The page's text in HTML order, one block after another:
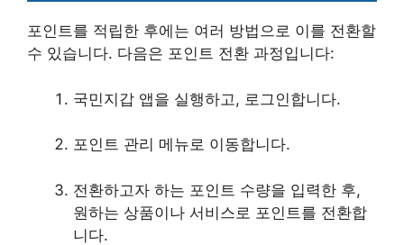
포인트를 적립한 후에는 여러 방법으로 이를 전환할
수 있습니다. 다음은 포인트 전환 과정입니다:
국민지갑 앱을 실행하고, 로그인합니다.
포인트 관리 메뉴로 이동합니다.
전환하고자 하는 포인트 수량을 입력한 후,
원하는 상품이나 서비스로 포인트를 전환합
니다.